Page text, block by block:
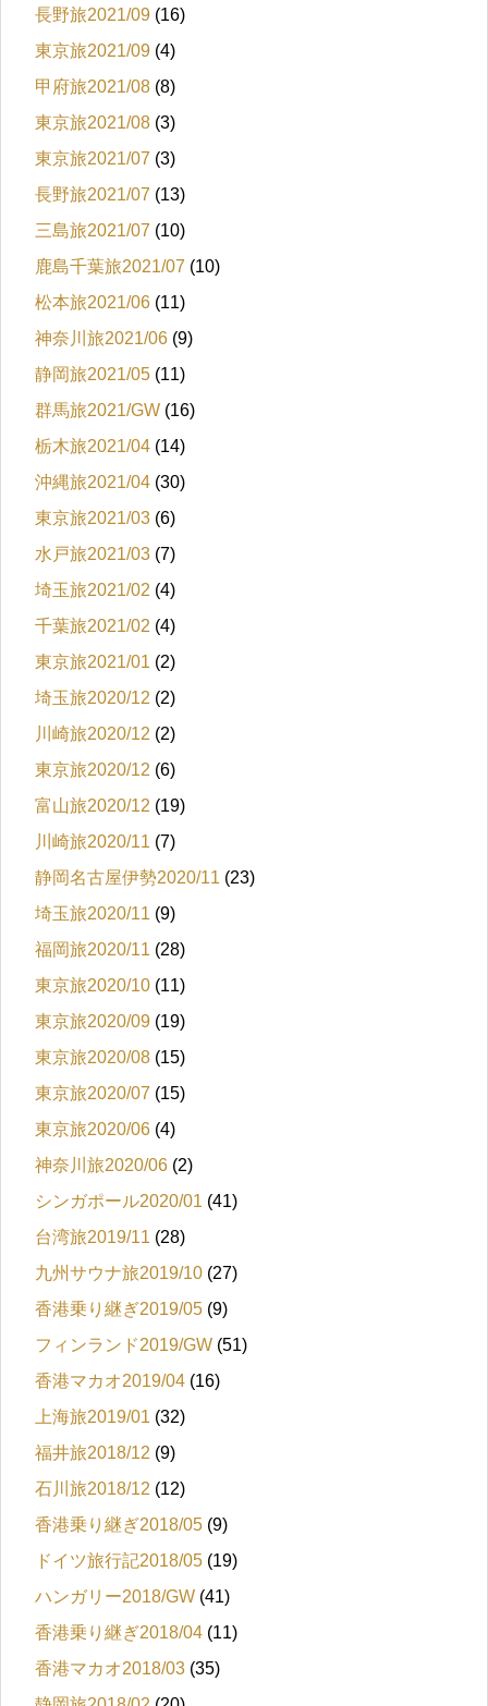
長野旅2021/09 (16)
東京旅2021/09 (4)
甲府旅2021/08 (8)
東京旅2021/08 (3)
東京旅2021/07 (3)
長野旅2021/07 (13)
三島旅2021/07 (10)
鹿島千葉旅2021/07 (10)
松本旅2021/06 (11)
神奈川旅2021/06 (9)
静岡旅2021/05 (11)
群馬旅2021/GW (16)
栃木旅2021/04 (14)
沖縄旅2021/04 (30)
東京旅2021/03 (6)
水戸旅2021/03 (7)
埼玉旅2021/02 (4)
千葉旅2021/02 (4)
東京旅2021/01 (2)
埼玉旅2020/12 (2)
川崎旅2020/12 (2)
東京旅2020/12 (6)
富山旅2020/12 (19)
川崎旅2020/11 (7)
静岡名古屋伊勢2020/11 (23)
埼玉旅2020/11 (9)
福岡旅2020/11 (28)
東京旅2020/10 (11)
東京旅2020/09 (19)
東京旅2020/08 (15)
東京旅2020/07 (15)
東京旅2020/06 (4)
神奈川旅2020/06 (2)
シンガポール2020/01 (41)
台湾旅2019/11 (28)
九州サウナ旅2019/10 (27)
香港乗り継ぎ2019/05 (9)
フィンランド2019/GW (51)
香港マカオ2019/04 (16)
上海旅2019/01 (32)
福井旅2018/12 (9)
石川旅2018/12 (12)
香港乗り継ぎ2018/05 (9)
ドイツ旅行記2018/05 (19)
ハンガリー2018/GW (41)
香港乗り継ぎ2018/04 (11)
香港マカオ2018/03 (35)